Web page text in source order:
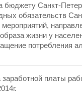
бюджету Санкт-
обязательств
жизни у
потребления
платы